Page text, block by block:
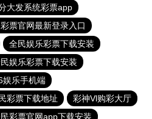
大发系统彩票app
票官网最新登录入口
全民娱乐彩票下载安装
娱乐彩票下载安装
娱乐手机端
彩票下载地址
彩神Vl购彩大厅
彩票官网app下载安装